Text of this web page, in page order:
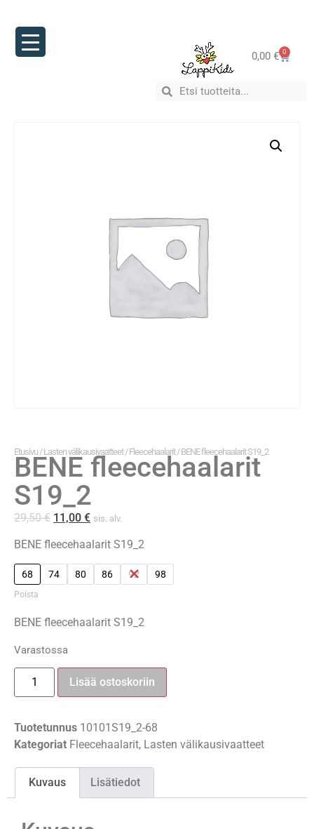
0,00 € 0
Etusivu /Lasten välikausivaatteet/Fleecehaalarit/ BENE fleecehaalarit S19_2
BENE fleecehaalarit
S19_2
29,50€ 11,00 € sis. alv.
BENE fleecehaalarit S19_2
68 74 80 86 92 98
Poista
BENE fleecehaalarit S19_2
Varastossa
Lisää ostoskoriin
Tuotetunnus 10101S19_2-68
Kategoriat Fleecehaalarit, Lasten välikausivaatteet
Kuvaus Lisätiedot